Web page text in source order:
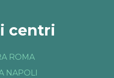
centri
ROMA
NAPOLI